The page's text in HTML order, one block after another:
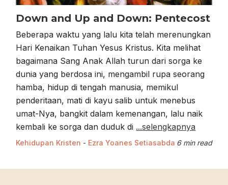
Down and Up and Down: Pentecost
Beberapa waktu yang lalu kita telah merenungkan
Hari Kenaikan Tuhan Yesus Kristus. Kita melihat
bagaimana Sang Anak Allah turun dari sorga ke
dunia yang berdosa ini, mengambil rupa seorang
hamba, hidup di tengah manusia, memikul
penderitaan, mati di kayu salib untuk menebus
umat-Nya, bangkit dalam kemenangan, lalu naik
kembali ke sorga dan duduk di ...selengkapnya
Kehidupan Kristen - Ezra Yoanes Setiasabda 6 min read